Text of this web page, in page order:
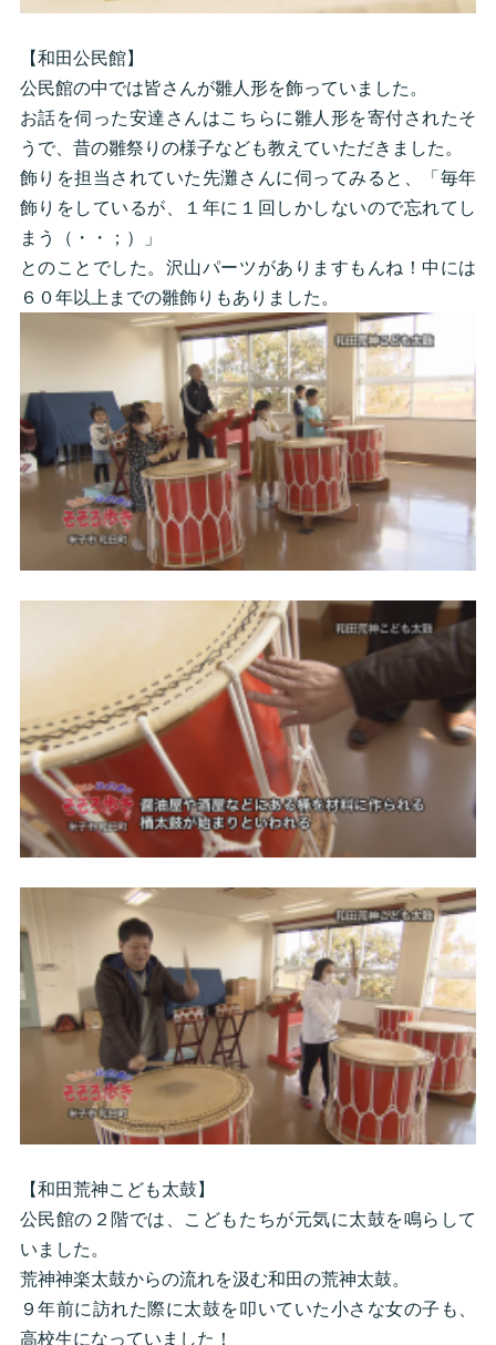
【和田公民館】
公民館の中では皆さんが雛人形を飾っていました。
お話を伺った安達さんはこちらに雛人形を寄付されたそ
うで、昔の雛祭りの様子なども教えていただきました。
飾りを担当されていた先灘さんに伺ってみると、「毎年
飾りをしているが、１年に１回しかしないので忘れてし
まう（・・；）」
とのことでした。沢山パーツがありますもんね！中には
６０年以上までの雛飾りもありました。
【和田荒神こども太鼓】
公民館の２階では、こどもたちが元気に太鼓を鳴らして
いました。
荒神神楽太鼓からの流れを汲む和田の荒神太鼓。
９年前に訪れた際に太鼓を叩いていた小さな女の子も、
高校生になっていました！